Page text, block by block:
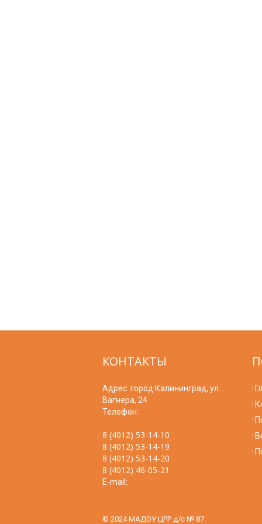
КОНТАКТЫ
Адрес: город Калининград, ул.
Вагнера, 24
Телефон:
8 (4012) 53-14-10
8 (4012) 53-14-19
8 (4012) 53-14-20
8 (4012) 46-05-21
E-mail:
© 2024 МАДОУ ЦРР д/с № 87.